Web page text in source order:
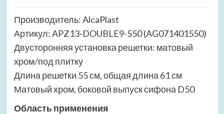
Производитель: AlcaPlast
Артикул: APZ13-DOUBLE9-550 (AG071401550)
Двусторонняя установка решетки: матовый
хром/под плитку
Длина решетки 55 см, общая длина 61 см
Матовый хром, боковой выпуск сифона D50
Область применения